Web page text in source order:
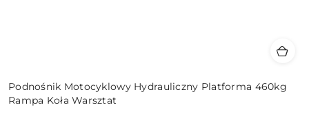
Podnośnik Motocyklowy Hydrauliczny Platforma 460kg
Rampa Koła Warsztat